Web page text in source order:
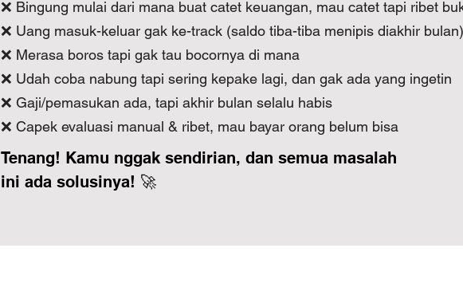
❌ Bingung mulai dari mana buat catet keuangan, mau catet tapi ribet
❌ Uang masuk-keluar gak ke-track (saldo tiba-tiba menipis diakhir bulan)
❌ Merasa boros tapi gak tau bocornya di mana
❌ Udah coba nabung tapi sering kepake lagi, dan gak ada yang ingetin
❌ Gaji/pemasukan ada, tapi akhir bulan selalu habis
❌ Capek evaluasi manual & ribet, mau bayar orang belum bisa
Tenang! Kamu nggak sendirian, dan semua masalah
ini ada solusinya! 🚀